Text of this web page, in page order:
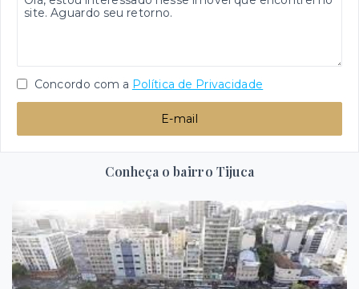
Concordo com a Política de Privacidade
E-mail
Conheça o bairro Tijuca